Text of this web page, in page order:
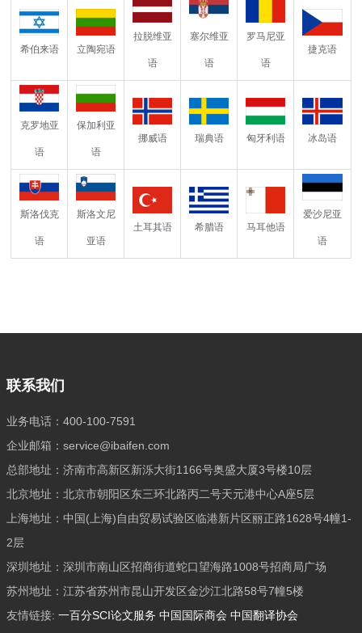
希伯来语 立陶宛语
拉脱维亚
语
塞尔维亚
语
罗马尼亚
语
捷克语
克罗地亚
语
保加利亚
语
挪威语 瑞典语 匈牙利语 冰岛语
斯洛伐克
语
斯洛文尼
亚语
土耳其语 希腊语 马耳他语
爱沙尼亚
语
联系我们
业务电话：400-100-7591
企业邮箱：service@ibaifen.com
总部地址：济南市高新区新泺大街1166号奥盛大厦3号楼10层
北京地址：北京市朝阳区东三环北路丙二号天元港中心A座5层
上海地址：中国(上海)自由贸易试验区临港新片区丽正路1628号4幢1-
2层
深圳地址：深圳市南山区招商街道蛇口望海路1008号招商局广场
苏州地址：江苏省苏州市昆山开发区金沙江北路58号7幢5楼
友情链接: 一百分SCI论文服务 中国国际商会 中国翻译协会